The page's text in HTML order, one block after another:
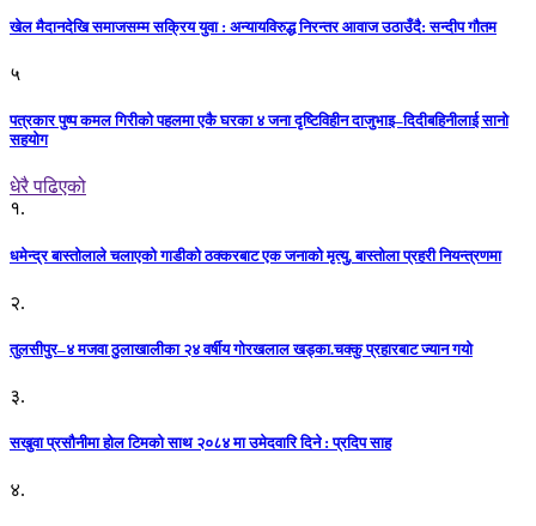
खेल मैदानदेखि समाजसम्म सक्रिय युवा : अन्यायविरुद्ध निरन्तर आवाज उठाउँदै: सन्दीप गौतम
५
पत्रकार पुष्प कमल गिरीको पहलमा एकै घरका ४ जना दृष्टिविहीन दाजुभाइ–दिदीबहिनीलाई सानो
सहयोग
धेरै पढिएको
१.
धमेन्द्र बास्तोलाले चलाएको गाडीको ठक्करबाट एक जनाको मृत्यु, बास्तोला प्रहरी नियन्त्रणमा
२.
तुलसीपुर–४ मजवा ठुलाखालीका २४ वर्षीय गोरखलाल खड्का.चक्कु प्रहारबाट ज्यान गयो
३.
सखुवा प्रसौनीमा होल टिमको साथ २०८४ मा उमेदवारि दिने : प्रदिप साह
४.